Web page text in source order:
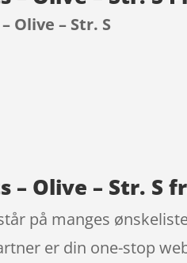
Olive – Str. S
– Olive – Str. S
på manges
er din one-stop